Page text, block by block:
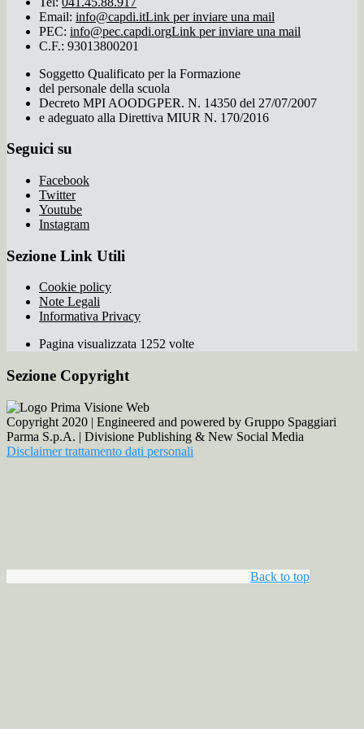
Email: info@capdi.itLink per inviare una mail
PEC: info@pec.capdi.orgLink per inviare una mail
C.F.: 93013800201
Soggetto Qualificato per la Formazione
del personale della scuola
Decreto MPI AOODGPER. N. 14350 del 27/07/2007
e adeguato alla Direttiva MIUR N. 170/2016
Seguici su
Facebook
Twitter
Youtube
Instagram
Sezione Link Utili
Cookie policy
Note Legali
Informativa Privacy
Pagina visualizzata 1252 volte
Sezione Copyright
Copyright 2020 | Engineered and powered by Gruppo Spaggiari
Parma S.p.A. | Divisione Publishing & New Social Media
Disclaimer trattamento dati personali
Back to top